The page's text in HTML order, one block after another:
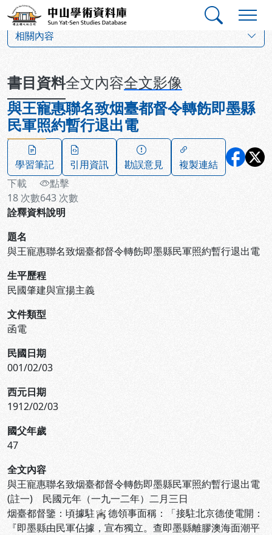
跳到主要內容
中山學術資料庫
相關內容
書目資料全文內容全文影像
與王寵惠聯名致烟臺都督令轉飭即墨縣
民軍照約暫行退出電
學習筆記 引用資訊 勘誤意見
複製連結
下載
18 次數
點擊
643 次數
詮釋資料說明
題名
與王寵惠聯名致烟臺都督令轉飭即墨縣民軍照約暫行退出電
生平歷程
民國肇建與宣揚主義
文件類型
函電
民國日期
001/02/03
西元日期
1912/02/03
國父年歲
47
全文內容
與王寵惠聯名致烟臺都督令轉飭即墨縣民軍照約暫行退出電
(註一) 民國元年（一九一二年）二月三日
烟臺都督鑒：頃據駐
德領事面稱：「接駐北京德使電開：
『即墨縣由民軍佔據，宣布獨立。查即墨縣離膠澳海面潮平